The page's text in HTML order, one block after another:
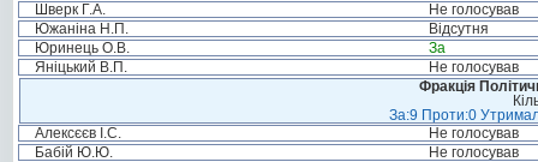
Шверк Г.А.
Не голосував
Южаніна Н.П.
Відсутня
Юринець О.В.
За
Яніцький В.П.
Не голосував
Фракція
За:9 Проти:0
Алексєєв І.С.
Не голосував
Бабій Ю.Ю.
Не голосував